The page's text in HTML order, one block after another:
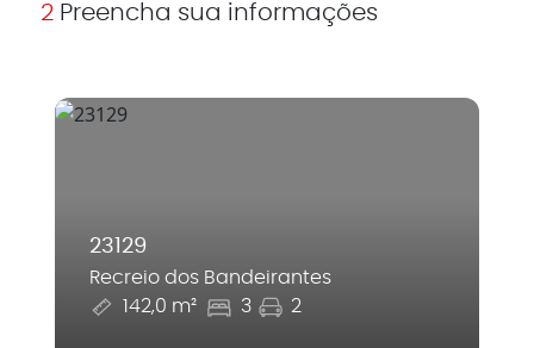
2 Preencha sua informações
23129
Recreio dos Bandeirantes
142,0 m²
3 2